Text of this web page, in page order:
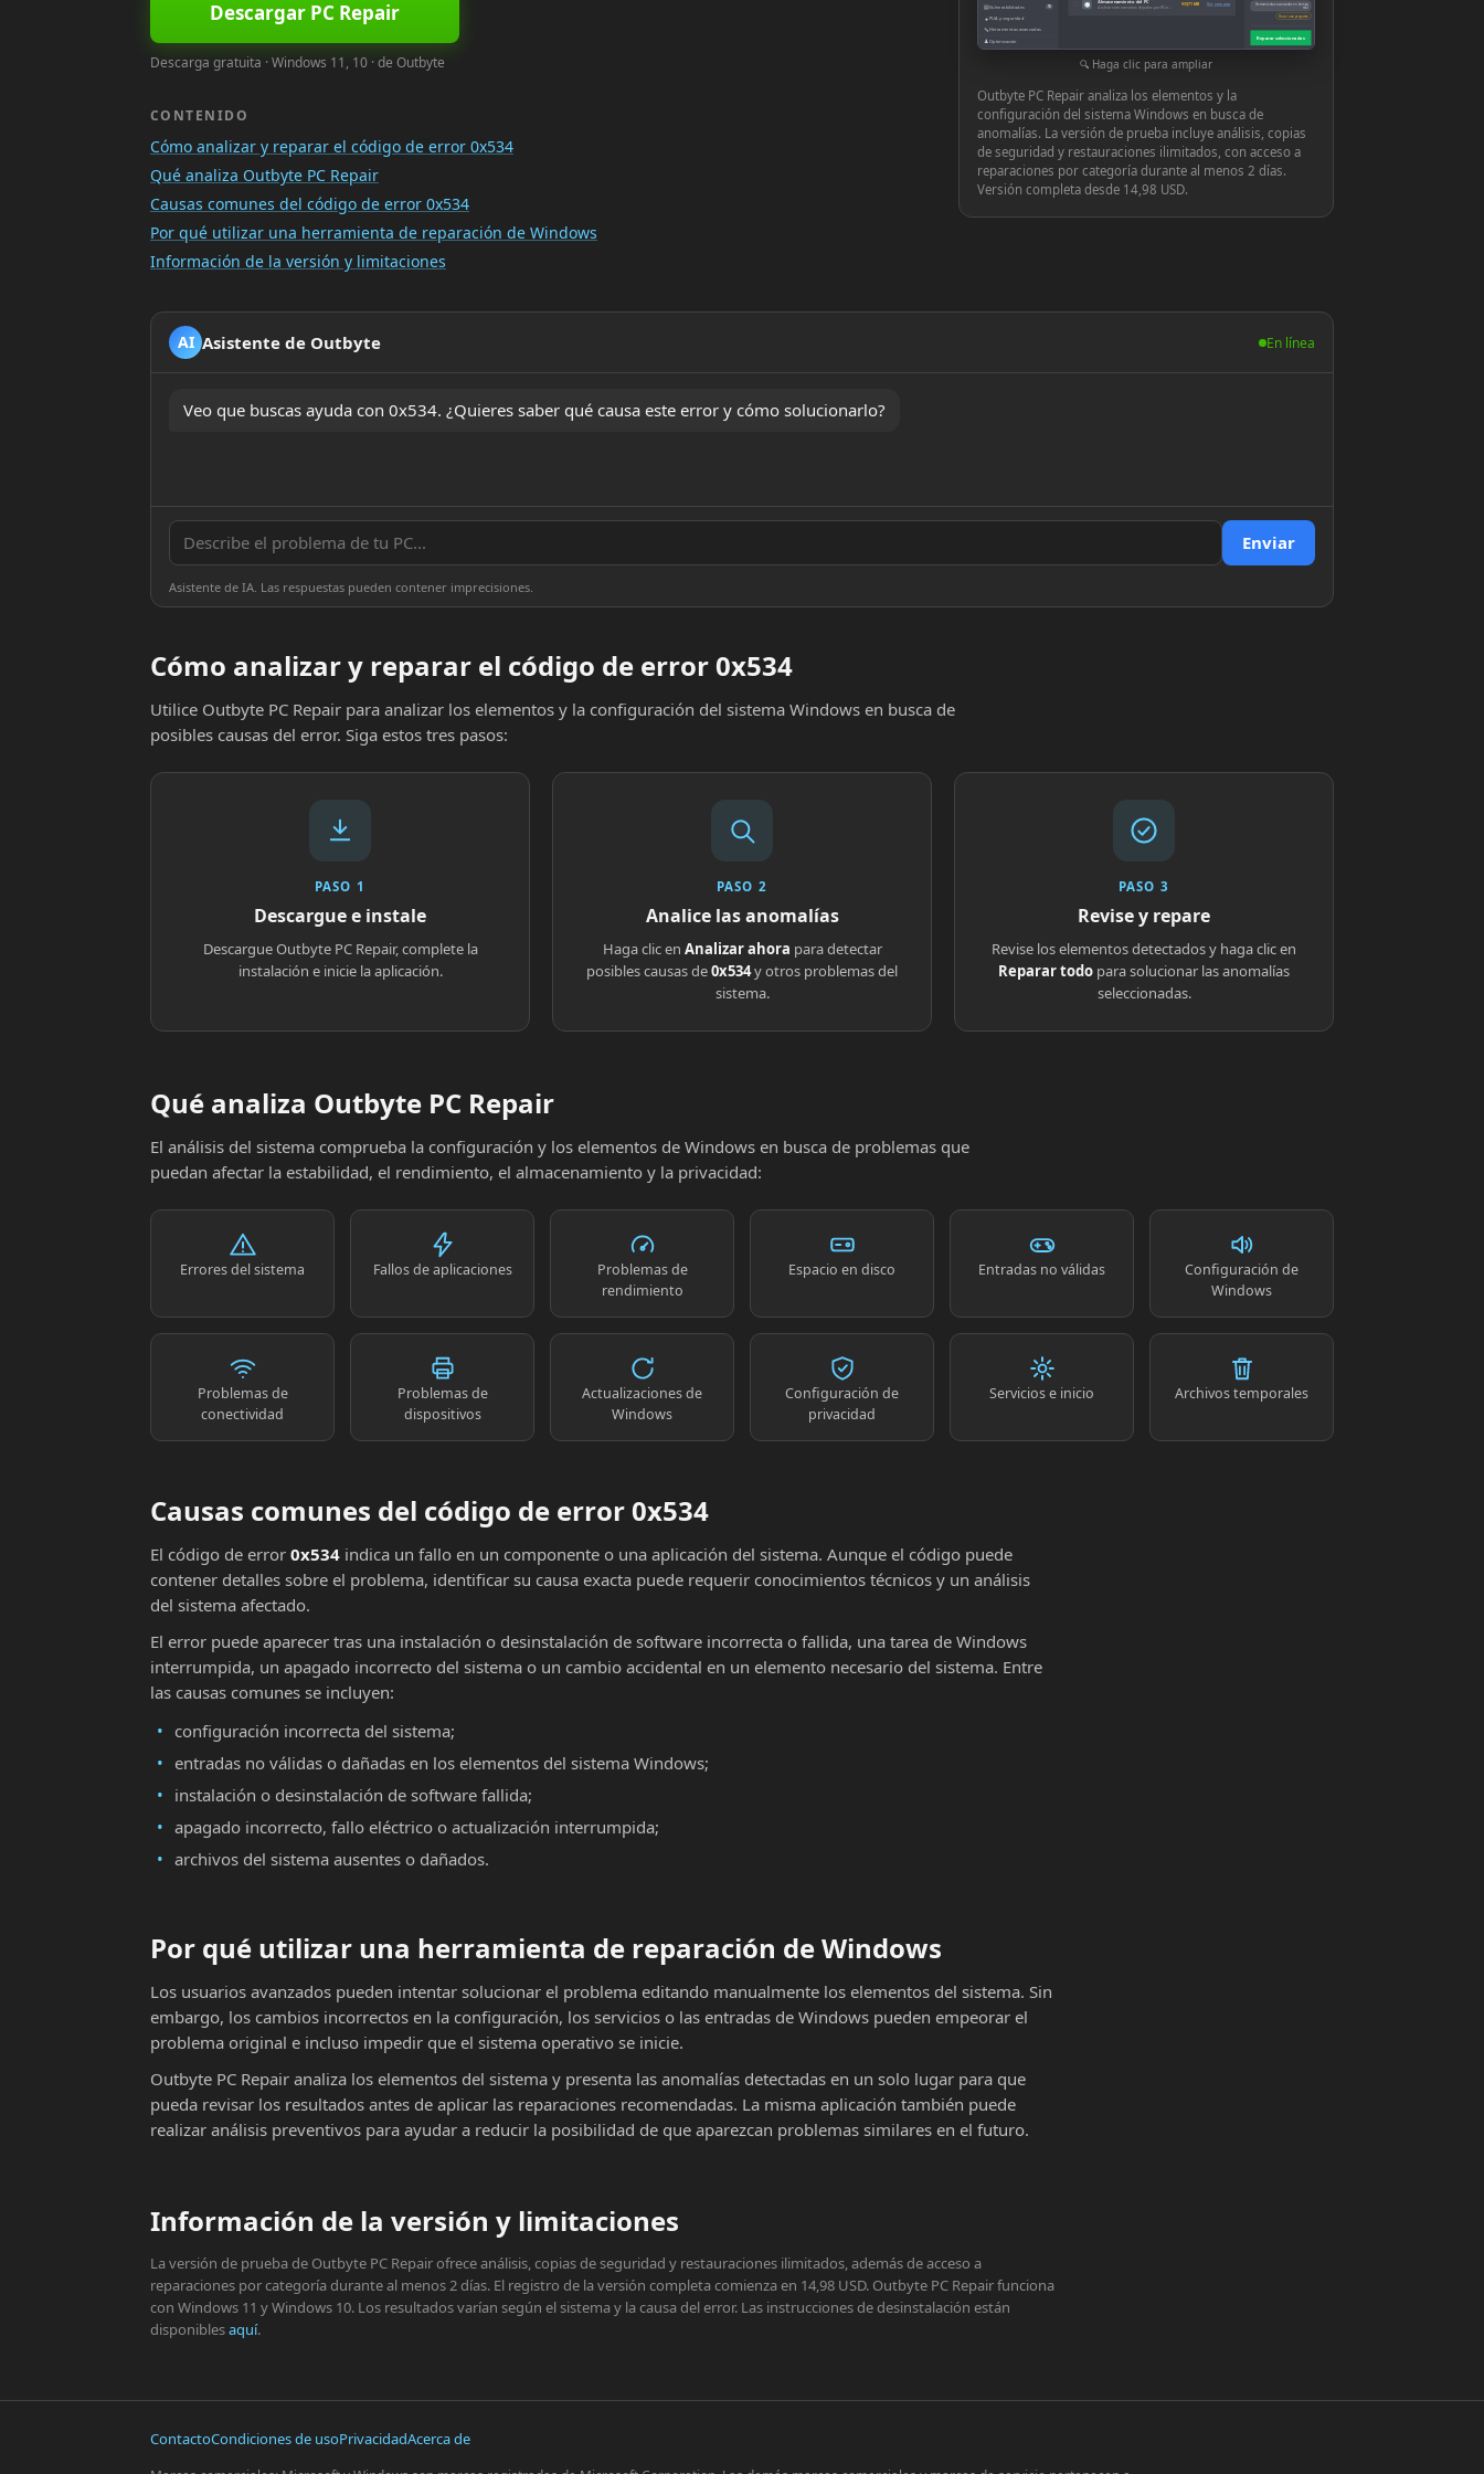
Descargar PC Repair
Descarga gratuita · Windows 11, 10 · de Outbyte
CONTENIDO
Cómo analizar y reparar el código de error 0x534
Qué analiza Outbyte PC Repair
Causas comunes del código de error 0x534
Por qué utilizar una herramienta de reparación de Windows
Información de la versión y limitaciones
▤Vulnerabilidades 10
● PUA y seguridad
🔧Herramientas avanzadas
♟Optimización
◉ Archivos innecesarios dejados por Windows o las aplicaciones
939,71 MB Ver y reparar Herramientas avanzadas en tiempo
real
Hacer una pregunta
Reparar seleccionados
Haga clic para ampliar
Outbyte PC Repair analiza los elementos y la
configuración del sistema Windows en busca de
anomalías. La versión de prueba incluye análisis, copias
de seguridad y restauraciones ilimitados, con acceso a
reparaciones por categoría durante al menos 2 días.
Versión completa desde 14,98 USD.
AI Asistente de Outbyte En línea
Veo que buscas ayuda con 0x534. ¿Quieres saber qué causa este error y cómo solucionarlo?
Enviar
Asistente de IA. Las respuestas pueden contener imprecisiones.
Cómo analizar y reparar el código de error 0x534
Utilice Outbyte PC Repair para analizar los elementos y la configuración del sistema Windows en busca de
posibles causas del error. Siga estos tres pasos:
PASO 1
Descargue e instale
Descargue Outbyte PC Repair, complete la
instalación e inicie la aplicación.
PASO 2
Analice las anomalías
Haga clic en Analizar ahora para detectar
posibles causas de0x534y otros problemas del
sistema.
PASO 3
Revise y repare
Revise los elementos detectados y haga clic en
Reparar todo para solucionar las anomalías
seleccionadas.
Qué analiza Outbyte PC Repair
El análisis del sistema comprueba la configuración y los elementos de Windows en busca de problemas que
puedan afectar la estabilidad, el rendimiento, el almacenamiento y la privacidad:
Errores del sistema Fallos de aplicaciones
Problemas de
rendimiento
Espacio en disco Entradas no válidas
Configuración de
Windows
Problemas de
conectividad
Problemas de
dispositivos
Actualizaciones de
Windows
Configuración de
privacidad
Servicios e inicio Archivos temporales
Causas comunes del código de error 0x534
El código de error 0x534 indica un fallo en un componente o una aplicación del sistema. Aunque el código puede
contener detalles sobre el problema, identificar su causa exacta puede requerir conocimientos técnicos y un análisis
del sistema afectado.
El error puede aparecer tras una instalación o desinstalación de software incorrecta o fallida, una tarea de Windows
interrumpida, un apagado incorrecto del sistema o un cambio accidental en un elemento necesario del sistema. Entre
las causas comunes se incluyen:
configuración incorrecta del sistema;
entradas no válidas o dañadas en los elementos del sistema Windows;
instalación o desinstalación de software fallida;
apagado incorrecto, fallo eléctrico o actualización interrumpida;
archivos del sistema ausentes o dañados.
Por qué utilizar una herramienta de reparación de Windows
Los usuarios avanzados pueden intentar solucionar el problema editando manualmente los elementos del sistema. Sin
embargo, los cambios incorrectos en la configuración, los servicios o las entradas de Windows pueden empeorar el
problema original e incluso impedir que el sistema operativo se inicie.
Outbyte PC Repair analiza los elementos del sistema y presenta las anomalías detectadas en un solo lugar para que
pueda revisar los resultados antes de aplicar las reparaciones recomendadas. La misma aplicación también puede
realizar análisis preventivos para ayudar a reducir la posibilidad de que aparezcan problemas similares en el futuro.
Información de la versión y limitaciones
La versión de prueba de Outbyte PC Repair ofrece análisis, copias de seguridad y restauraciones ilimitados, además de acceso a
reparaciones por categoría durante al menos 2 días. El registro de la versión completa comienza en 14,98 USD. Outbyte PC Repair funciona
con Windows 11 y Windows 10. Los resultados varían según el sistema y la causa del error. Las instrucciones de desinstalación están
disponiblesaquí.
ContactoCondiciones de usoPrivacidadAcerca de